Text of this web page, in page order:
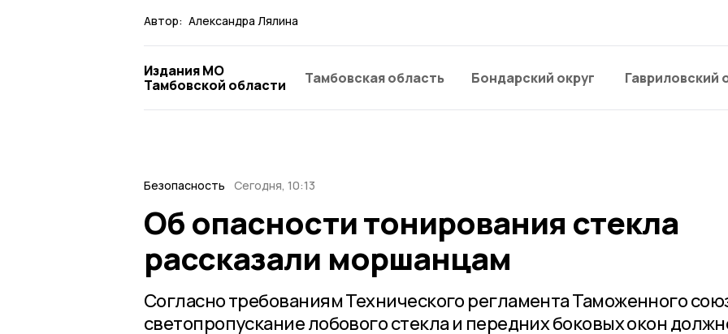
Автор: Александра Лялина
Издания МО
Тамбовской области
Тамбовская область Бондарский округ Гавриловский
Безопасность Сегодня, 10:13
Об опасности тонирования стекла
рассказали моршанцам
Согласно требованиям Технического регламента Таможенного
светопропускание лобового стекла и передних боковых окон